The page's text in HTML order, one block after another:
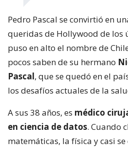
Pedro Pascal se convirtió en
queridas de Hollywood de los
puso en alto el nombre de
pocos saben de su hermano
Pascal, que se quedó en el
los desafíos actuales de la
A sus 38 años, es médico
en ciencia de datos. Cuando
matemáticas, la física y casi